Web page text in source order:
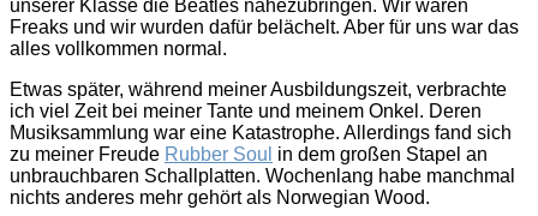
unserer Klasse die Beatles nahezubringen. Wir waren
Freaks und wir wurden dafür belächelt. Aber für uns war das
alles vollkommen normal.
Etwas später, während meiner Ausbildungszeit, verbrachte
ich viel Zeit bei meiner Tante und meinem Onkel. Deren
Musiksammlung war eine Katastrophe. Allerdings fand sich
zu meiner Freude Rubber Soul in dem großen Stapel an
unbrauchbaren Schallplatten. Wochenlang habe manchmal
nichts anderes mehr gehört als Norwegian Wood.